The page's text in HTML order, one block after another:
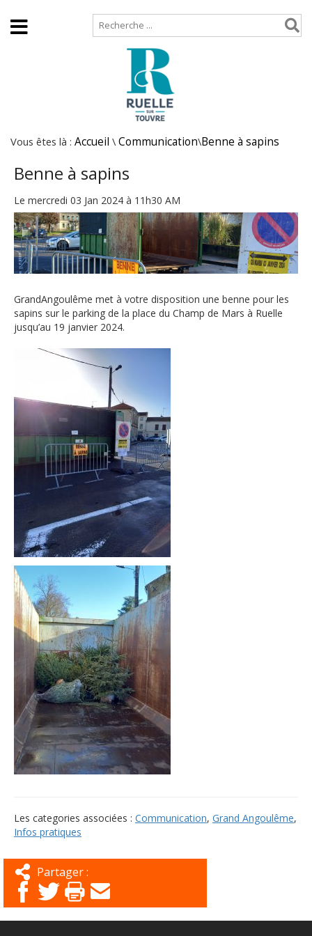
Vous êtes là : Accueil \ Communication\Benne à sapins
Benne à sapins
Le mercredi 03 Jan 2024 à 11h30 AM
GrandAngoulême met à votre disposition une benne pour les
sapins sur le parking de la place du Champ de Mars à Ruelle
jusqu’au 19 janvier 2024.
Les categories associées : Communication, Grand Angoulême,
Infos pratiques
Partager :